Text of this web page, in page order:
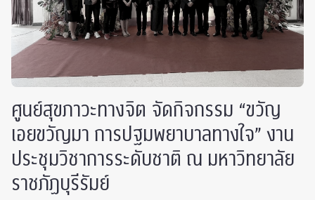
ศูนย์สุขภาวะทางจิต จัดกิจกรรม “ขวัญ
เอยขวัญมา การปฐมพยาบาลทางใจ” งาน
ประชุมวิชาการระดับชาติ ณ มหาวิทยาลัย
ราชภัฏบุรีรัมย์